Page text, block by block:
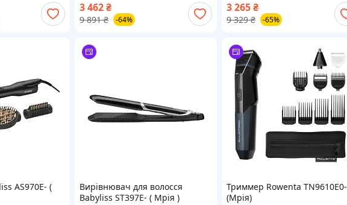
3 462₴
9 891 ₴ -64%
3 265 ₴
9 329 ₴ -65%
AS970E- (
Вирівнювач для волосся
Babyliss ST397E- ( Мрія )
Триммер Rowenta TN9610E0-
(Мрія)